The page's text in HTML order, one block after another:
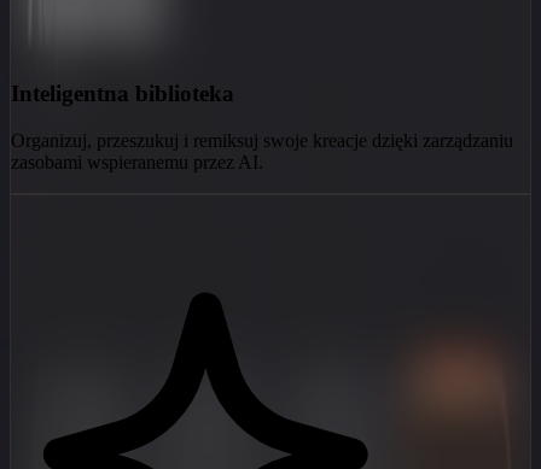
Inteligentna biblioteka
Organizuj, przeszukuj i remiksuj swoje kreacje dzięki zarządzaniu
zasobami wspieranemu przez AI.